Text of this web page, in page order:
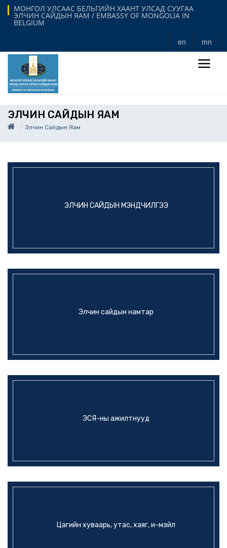
МОНГОЛ УЛСААС БЕЛЬГИЙН ХААНТ УЛСАД СУУГАА
ЭЛЧИН САЙДЫН ЯАМ / EMBASSY OF MONGOLIA IN
BELGIUM
en mn
ЭЛЧИН САЙДЫН ЯАМ
Элчин Сайдын Яам
ЭЛЧИН САЙДЫН МЭНДЧИЛГЭЭ
Элчин сайдын намтар
ЭСЯ-ны ажилтнууд
Цагийн хуваарь, утас, хаяг, и-мэйл